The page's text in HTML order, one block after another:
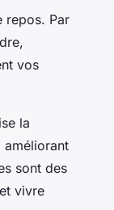
repos. Par
vos
la
améliorant
sont des
vivre